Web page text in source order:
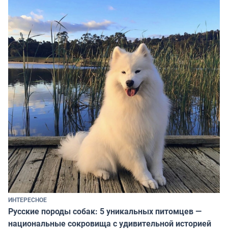
ИНТЕРЕСНОЕ
Русские породы собак: 5 уникальных питомцев —
национальные сокровища с удивительной историей